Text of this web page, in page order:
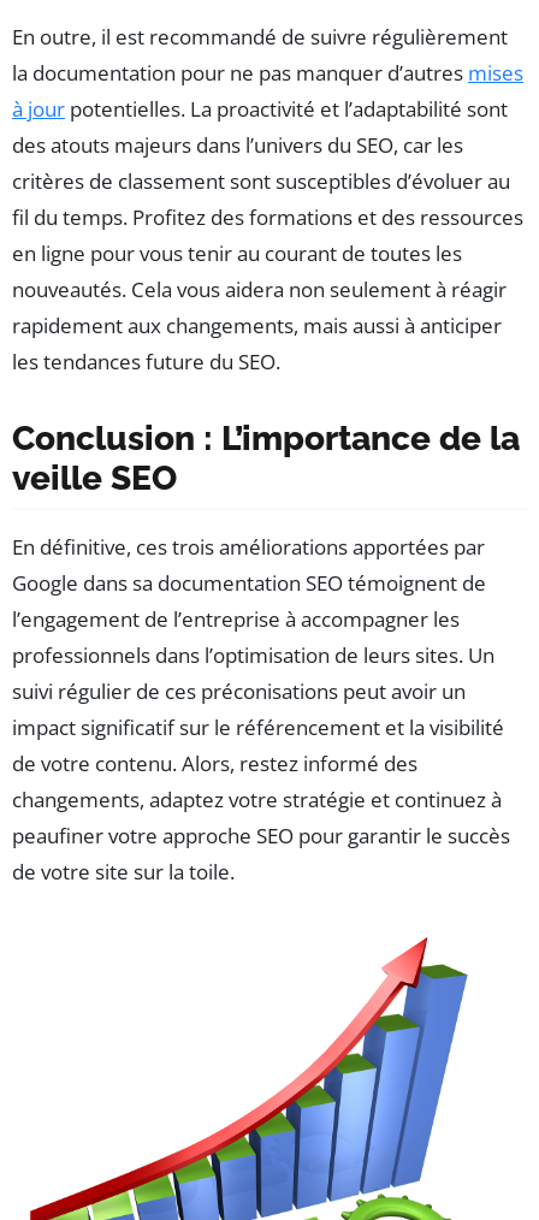
En outre, il est recommandé de suivre régulièrement
la documentation pour ne pas manquer d’autres mises
à jour potentielles. La proactivité et l’adaptabilité sont
des atouts majeurs dans l’univers du SEO, car les
critères de classement sont susceptibles d’évoluer au
fil du temps. Profitez des formations et des ressources
en ligne pour vous tenir au courant de toutes les
nouveautés. Cela vous aidera non seulement à réagir
rapidement aux changements, mais aussi à anticiper
les tendances future du SEO.
Conclusion : L’importance de la
veille SEO
En définitive, ces trois améliorations apportées par
Google dans sa documentation SEO témoignent de
l’engagement de l’entreprise à accompagner les
professionnels dans l’optimisation de leurs sites. Un
suivi régulier de ces préconisations peut avoir un
impact significatif sur le référencement et la visibilité
de votre contenu. Alors, restez informé des
changements, adaptez votre stratégie et continuez à
peaufiner votre approche SEO pour garantir le succès
de votre site sur la toile.